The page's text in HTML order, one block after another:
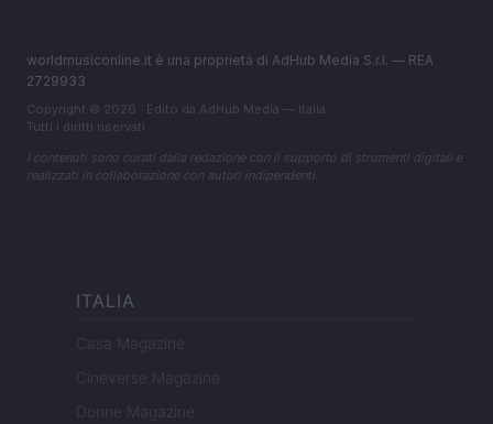
worldmusiconline.it è una proprietà di AdHub Media S.r.l. — REA
2729933
Copyright © 2026 · Edito da AdHub Media — Italia
Tutti i diritti riservati
I contenuti sono curati dalla redazione con il supporto di strumenti digitali e
realizzati in collaborazione con autori indipendenti.
ITALIA
Casa Magazine
Cineverse Magazine
Donne Magazine